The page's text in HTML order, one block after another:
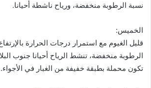
نسبة الرطوبة منخفضة، ورياح ناشطة أحيانا.
الخميس:
قليل الغيوم مع استمرار درجات الحرارة
الرطوبة منخفضة، تنشط الرياح أحيانا جنوب
تكون محملة بطبقة خفيفة من الغبار في الأجواء.